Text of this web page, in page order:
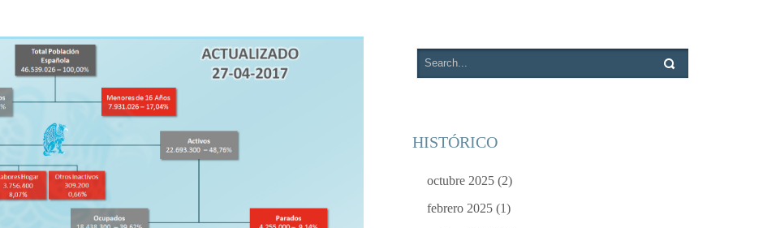
HISTÓRICO
octubre 2025 (2)
febrero 2025 (1)